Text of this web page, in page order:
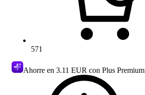
571
Ahorre en 3.11 EUR con Plus Premium